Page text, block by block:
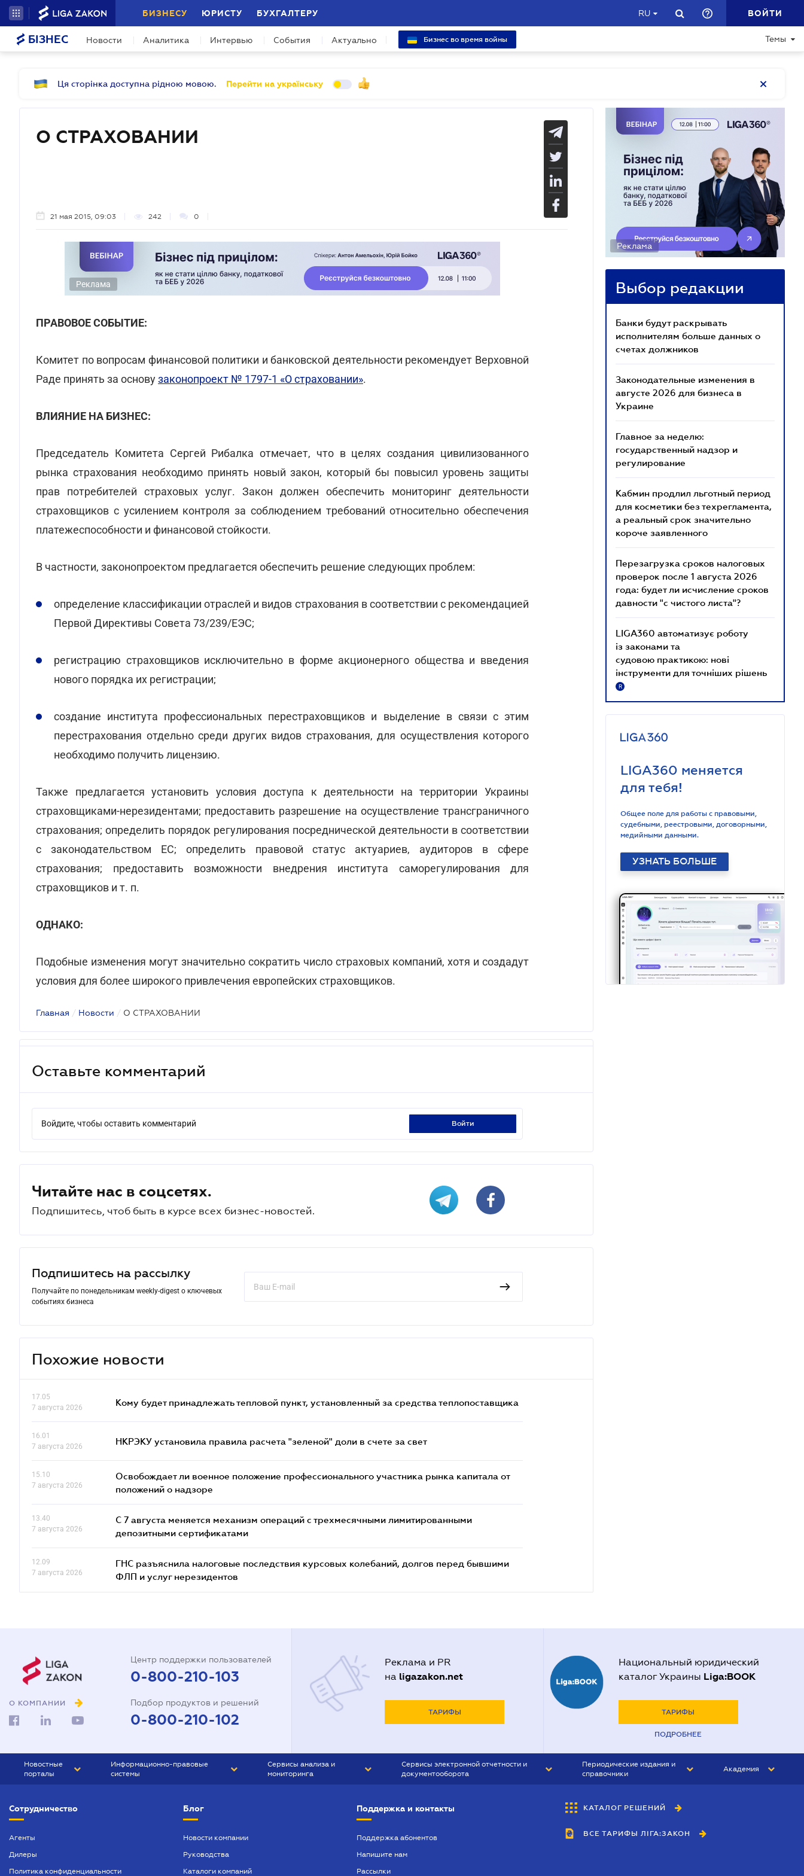
БИЗНЕСУ ЮРИСТУ БУХГАЛТЕРУ RU ВОЙТИ
БІЗНЕС Новости Аналитика Интервью События Актуально Бизнес во время войны Темы
Ця сторінка доступна рідною мовою. Перейти на українську
О СТРАХОВАНИИ
21 мая 2015, 09:03 242 0
Реклама
ПРАВОВОЕ СОБЫТИЕ:
Комитет по вопросам финансовой политики и банковской деятельности рекомендует Верховной
Раде принять за основузаконопроект № 1797-1 «О страховании».
ВЛИЯНИЕ НА БИЗНЕС:
Председатель Комитета Сергей Рибалка отмечает, что в целях создания цивилизованного
рынка страхования необходимо принять новый закон, который бы повысил уровень защиты
прав потребителей страховых услуг. Закон должен обеспечить мониторинг деятельности
страховщиков с усилением контроля за соблюдением требований относительно обеспечения
платежеспособности и финансовой стойкости.
В частности, законопроектом предлагается обеспечить решение следующих проблем:
определение классификации отраслей и видов страхования в соответствии с рекомендацией
Первой Директивы Совета 73/239/ЕЭС;
регистрацию страховщиков исключительно в форме акционерного общества и введения
нового порядка их регистрации;
создание института профессиональных перестраховщиков и выделение в связи с этим
перестрахования отдельно среди других видов страхования, для осуществления которого
необходимо получить лицензию.
Также предлагается установить условия доступа к деятельности на территории Украины
страховщиками-нерезидентами; предоставить разрешение на осуществление трансграничного
страхования; определить порядок регулирования посреднической деятельности в соответствии
с законодательством ЕС; определить правовой статус актуариев, аудиторов в сфере
страхования; предоставить возможности внедрения института саморегулирования для
страховщиков и т. п.
ОДНАКО:
Подобные изменения могут значительно сократить число страховых компаний, хотя и создадут
условия для более широкого привлечения европейских страховщиков.
Главная / Новости / О СТРАХОВАНИИ
Оставьте комментарий
Войдите, чтобы оставить комментарий войти
Читайте нас в соцсетях.
Подпишитесь, чтоб быть в курсе всех бизнес-новостей.
Подпишитесь на рассылку
Получайте по понедельникам weekly-digest о ключевых
событиях бизнеса
Похожие новости
17.05
7 августа 2026
Кому будет принадлежать тепловой пункт, установленный за средства теплопоставщика
16.01
7 августа 2026
НКРЭКУ установила правила расчета "зеленой" доли в счете за свет
15.10
7 августа 2026
Освобождает ли военное положение профессионального участника рынка капитала от
положений о надзоре
13.40
7 августа 2026
С 7 августа меняется механизм операций с трехмесячными лимитированными
депозитными сертификатами
12.09
7 августа 2026
ГНС разъяснила налоговые последствия курсовых колебаний, долгов перед бывшими
ФЛП и услуг нерезидентов
Реклама
Выбор редакции
Банки будут раскрывать
исполнителям больше данных о
счетах должников
Законодательные изменения в
августе 2026 для бизнеса в
Украине
Главное за неделю:
государственный надзор и
регулирование
Кабмин продлил льготный период
для косметики без техрегламента,
а реальный срок значительно
короче заявленного
Перезагрузка сроков налоговых
проверок после 1 августа 2026
года: будет ли исчисление сроков
давности "с чистого листа"?
LIGA360 автоматизує роботу
із законами та
судовою практикою: нові
інструменти для точніших рішень
R
LIGA360 меняется
для тебя!
Общее поле для работы с правовыми,
судебными, реестровыми, договорными,
медийными данными.
УЗНАТЬ БОЛЬШЕ
О КОМПАНИИ
Центр поддержки пользователей
0-800-210-103
Подбор продуктов и решений
0-800-210-102
Реклама и PR
на ligazakon.net
ТАРИФЫ
Национальный юридический
каталог Украины Liga:BOOK
ТАРИФЫ
ПОДРОБНЕЕ
Новостные
порталы
БИЗНЕС
Информационно-правовые
системы
БУХГАЛТЕР ПРОФ
Сервисы анализа и
мониторинга
Сервисы электронной отчетности и
документооборота
Периодические издания и
справочники
БУХГАЛТЕР&ЗАКОН
ВЕСТНИК МСФО
Академия
Сотрудничество
Агенты
Дилеры
Политика конфиденциальности
Блог
Новости компании
Руководства
Каталоги компаний
Поддержка и контакты
Поддержка абонентов
Напишите нам
Рассылки
КАТАЛОГ РЕШЕНИЙ
ВСЕ ТАРИФЫ ЛІГА:ЗАКОН